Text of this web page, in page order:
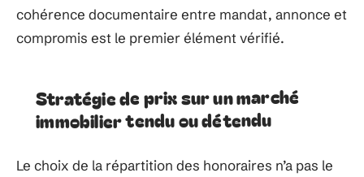
cohérence documentaire entre mandat, annonce et
compromis est le premier élément vérifié.
Stratégie de prix sur un marché
immobilier tendu ou détendu
Le choix de la répartition des honoraires n’a pas le